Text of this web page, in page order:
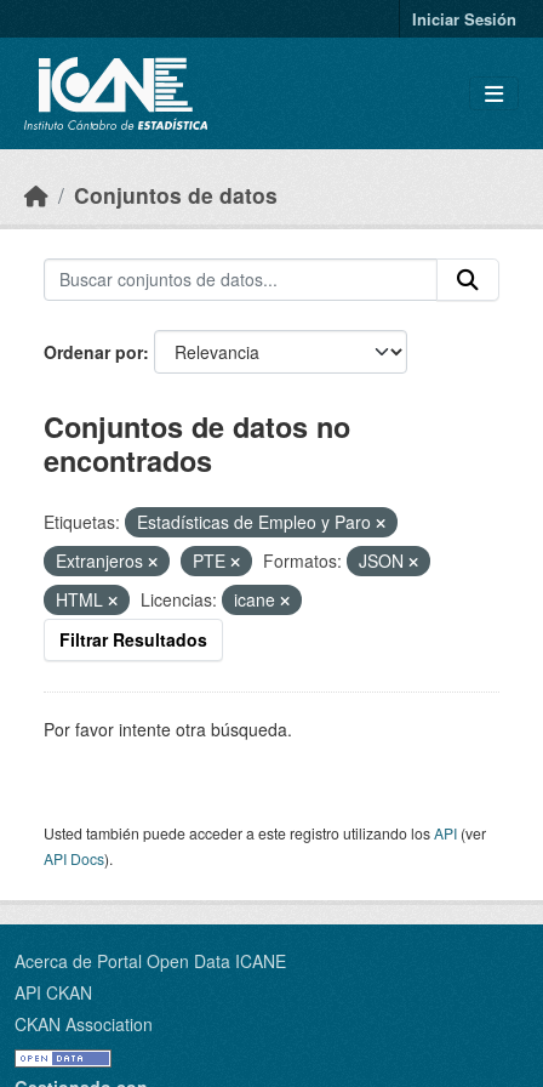
Iniciar Sesión
Conjuntos de datos
Ordenar por
Conjuntos de datos no
encontrados
Etiquetas:
Estadísticas de Empleo y Paro
Extranjeros
PTE Formatos:
JSON
HTML
Licencias:
icane
Filtrar Resultados
Por favor intente otra búsqueda.
Usted también puede acceder a este registro utilizando losAPI (ver
API Docs).
Acerca de Portal Open Data ICANE
API CKAN
CKAN Association